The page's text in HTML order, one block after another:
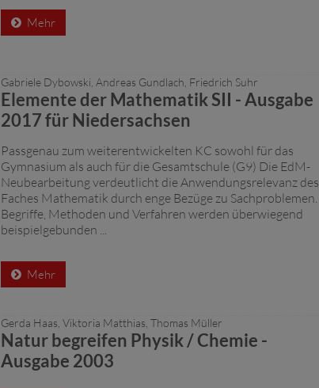
Mehr
Gabriele Dybowski, Andreas Gundlach, Friedrich Suhr
Elemente der Mathematik SII - Ausgabe
2017 für Niedersachsen
Passgenau zum weiterentwickelten KC sowohl für das
Gymnasium als auch für die Gesamtschule (G9) Die EdM-
Neubearbeitung verdeutlicht die Anwendungsrelevanz des
Faches Mathematik durch enge Bezüge zu Sachproblemen.
Begriffe, Methoden und Verfahren werden überwiegend
beispielgebunden ...
Mehr
Gerda Haas, Viktoria Matthias, Thomas Müller
Natur begreifen Physik / Chemie -
Ausgabe 2003